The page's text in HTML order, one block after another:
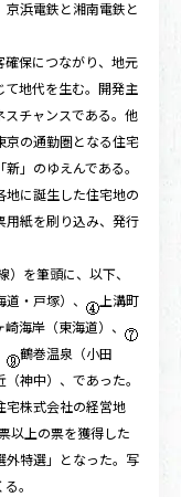
浜電鉄と湘南電鉄と
保につながり、地元
て地代を生む。開発主
チャンスである。他
京の通勤圏となる住宅
」のゆえんである。
地に誕生した住宅地の
用紙を刷り込み、発行
を筆頭に、以下、
・戸塚）、
上溝町
崎海岸（東海道）、
鶴巻温泉（小田
神中）、であった。
宅株式会社の経営地
以上の票を獲得した
外特選」となった。写
。